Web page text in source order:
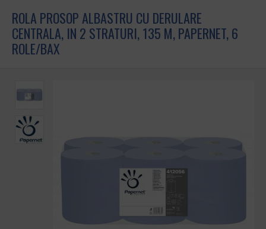
ROLA PROSOP ALBASTRU CU DERULARE
CENTRALA, IN 2 STRATURI, 135 M, PAPERNET, 6
ROLE/BAX